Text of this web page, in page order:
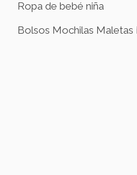
Ropa de bebé niña
Bolsos Mochilas Maletas